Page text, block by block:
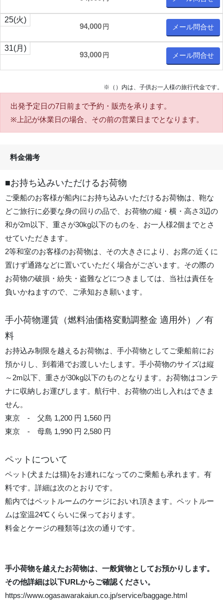
25(火)
94,000 円 メール問合せ
31(月)
93,000 円 メール問合せ
※（）内は、子供お一人様の旅行代金です。
出発予定日の7日前まで予約・販売を承ります。
※上記が休業日の場合、その前の営業日までとなります。
料金備考
■お持ち込みいただけるお荷物
ご乗船のお客様が船内にお持ち込みいただけるお荷物は、鞄な
どご旅行に必要な身の回りの品で、お荷物の縦・横・高さ3辺の
和が2m以下、重さが30kg以下のものを、お一人様2個までとさ
せていただきます。
2等和室のお客様のお荷物は、その大きさにより、お席の近くに
置けず通路などに置いていただく場合がございます。その際の
お荷物の破損・紛失・盗難などにつきましては、当社は責任を
負いかねますので、ご承知おき願います。
手小荷物運賃（燃料油価格変動調整金 適用外）／有
料
お持込み制限を越えるお荷物は、手小荷物としてご乗船前にお
預かりし、到着港でお渡しいたします。手小荷物のサイズは縦
～2m以下、重さが30kg以下のものとなります。お荷物はコンテ
ナに収納しお運びします。航行中、お荷物の出し入れはできま
せん。
東京 - 父島 1,200 円 1,560 円
東京 - 母島 1,990 円 2,580 円
ペットについて
ペット(犬または猫)をお連れになってのご乗船も承れます。有
料です。詳細は次のとおりです。
船内ではペットルームのケージにおいれ頂きます。ペットルー
ムは室温24℃くらいに保っております。
料金とケージの種類等は次の通りです。
手小荷物を越えたお荷物は、一般貨物としてお預かりします。
その他詳細は以下URLからご確認ください。
https://www.ogasawarakaiun.co.jp/service/baggage.html